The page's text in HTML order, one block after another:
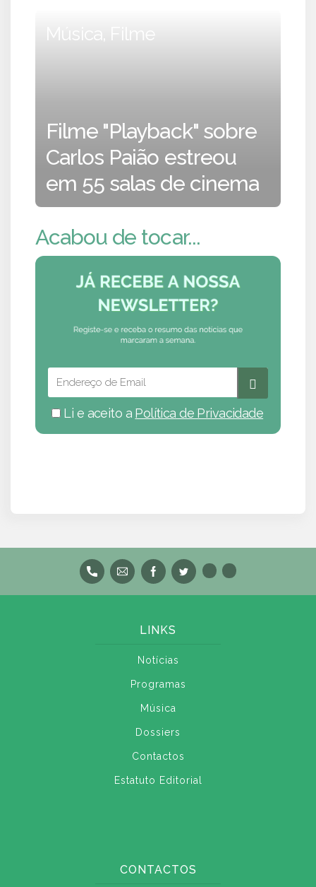
Música, Filme
Filme "Playback" sobre
Carlos Paião estreou
em 55 salas de cinema
Acabou de tocar...
Li e aceito a Política de Privacidade
LINKS
Notícias
Programas
Música
Dossiers
Contactos
Estatuto Editorial
CONTACTOS